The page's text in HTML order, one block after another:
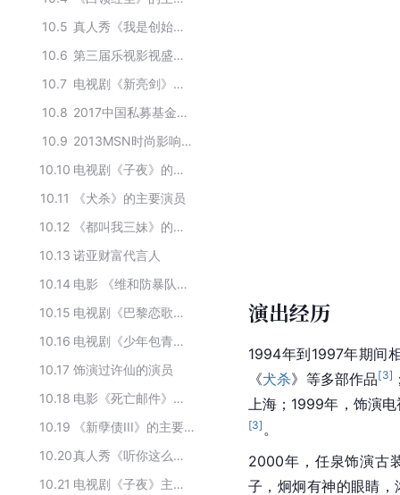
10.5
真人秀《我是创始人》嘉宾
10.6
第三届乐视影视盛典获奖者
10.7
电视剧《新亮剑》主要演员
10.8
2017中国私募基金峰会主持人
10.9
2013MSN时尚影响力大典个人获奖者
10.10
电视剧《子夜》的演职员
10.11
《犬杀》的主要演员
10.12
《都叫我三妹》的主要演员
10.13 诺亚财富代言人
10.14
电影 《维和防暴队》主要制片人
10.15
电视剧《巴黎恋歌》的演员
10.16
电视剧《少年包青天》的主要演员
10.17 饰演过许仙的演员
10.18
电影《死亡邮件》的主要演员
10.19
《新孽债III》的主要演员
10.20
真人秀《听你这么说》主要参演人员
10.21
电视剧《子夜》主要演员
演出经历
1994年到1997年期间
《犬杀》等多部作品[3]
上海；1999年，饰演
[3] 。
2000年，任泉饰演古
子，炯炯有神的眼睛